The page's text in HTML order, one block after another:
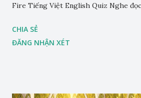
Fire Tiếng Việt English Quiz Nghe
CHIA SẺ
ĐĂNG NHẬN XÉT